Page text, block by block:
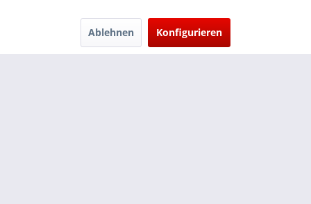
nicht anders beschrieben
Ablehnen Konfigurieren